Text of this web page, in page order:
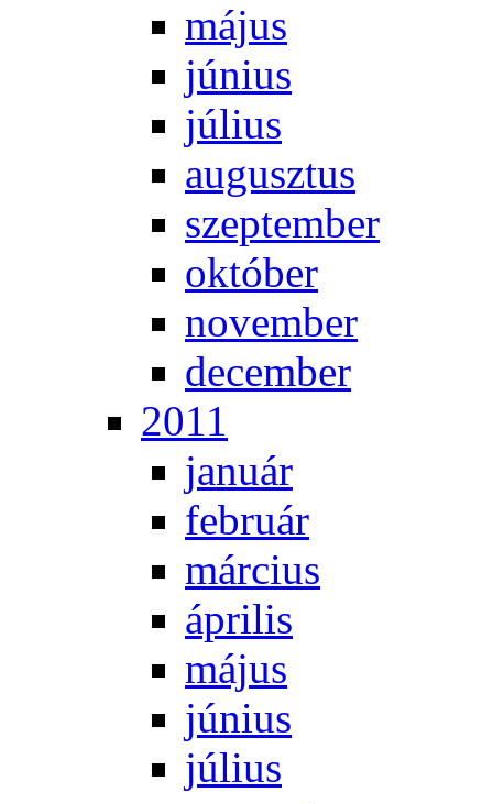
má­jus
jú­ni­us
jú­li­us
au­gusz­tus
szep­tem­ber
ok­tó­ber
no­vem­ber
de­cem­ber
2011
ja­nu­ár
feb­ru­ár
már­ci­us
áp­ri­lis
má­jus
jú­ni­us
jú­li­us